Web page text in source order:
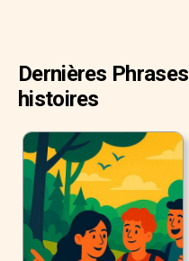
Dernières
histoires